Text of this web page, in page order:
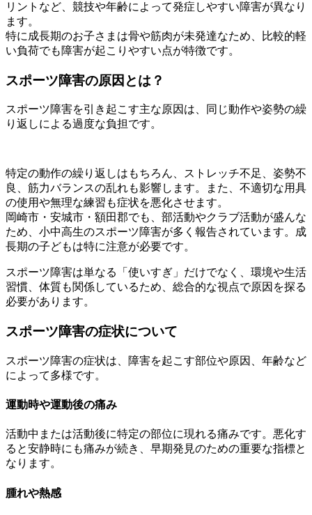
リントなど、競技や年齢によって発症しやすい障害が異なり
ます。
特に成長期のお子さまは骨や筋肉が未発達なため、比較的軽
い負荷でも障害が起こりやすい点が特徴です。
スポーツ障害の原因とは？
スポーツ障害を引き起こす主な原因は、同じ動作や姿勢の繰
り返しによる過度な負担です。
特定の動作の繰り返しはもちろん、ストレッチ不足、姿勢不
良、筋力バランスの乱れも影響します。また、不適切な用具
の使用や無理な練習も症状を悪化させます。
岡崎市・安城市・額田郡でも、部活動やクラブ活動が盛んな
ため、小中高生のスポーツ障害が多く報告されています。成
長期の子どもは特に注意が必要です。
スポーツ障害は単なる「使いすぎ」だけでなく、環境や生活
習慣、体質も関係しているため、総合的な視点で原因を探る
必要があります。
スポーツ障害の症状について
スポーツ障害の症状は、障害を起こす部位や原因、年齢など
によって多様です。
運動時や運動後の痛み
活動中または活動後に特定の部位に現れる痛みです。悪化す
ると安静時にも痛みが続き、早期発見のための重要な指標と
なります。
腫れや熱感